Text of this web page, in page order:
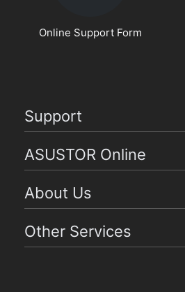
Online Support Form
Support
ASUSTOR Online
About Us
Other Services